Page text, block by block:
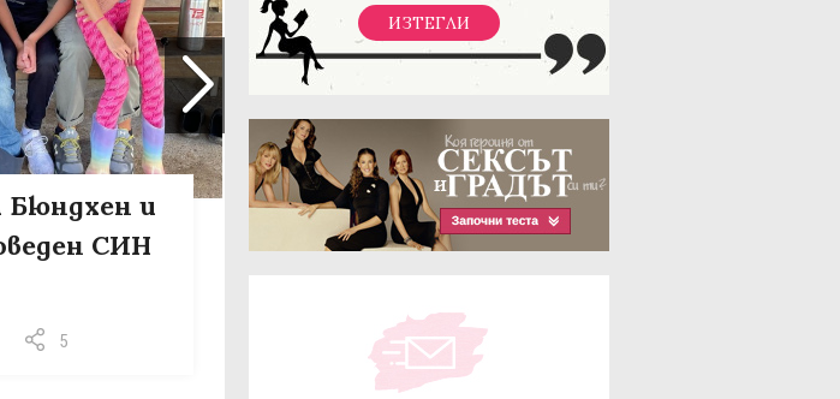
Бюндхен и
СИН
5
ИЗТЕГЛИ